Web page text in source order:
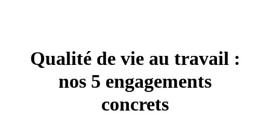
Qualité de vie au travail :
nos 5 engagements
concrets